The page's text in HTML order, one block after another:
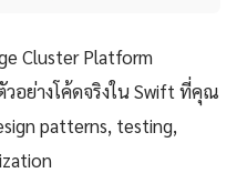
Cluster Platform
วอย่างโค้ดจริงใน Swift ที่คุณ
patterns, testing,